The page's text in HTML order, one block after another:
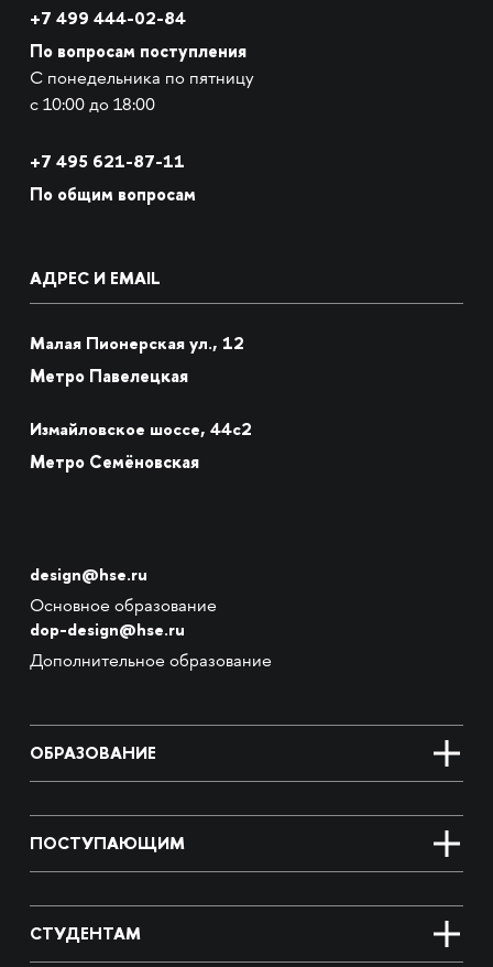
+7 499 444-02-84
По вопросам поступления
С понедельника по пятницу
с 10:00 до 18:00
+7 495 621-87-11
По общим вопросам
АДРЕС И EMAIL
Малая Пионерская ул., 12
Метро Павелецкая
Измайловское шоссе, 44с2
Метро Семёновская
design@hse.ru
Основное образование
dop-design@hse.ru
Дополнительное образование
ОБРАЗОВАНИЕ
ПОСТУПАЮЩИМ
СТУДЕНТАМ